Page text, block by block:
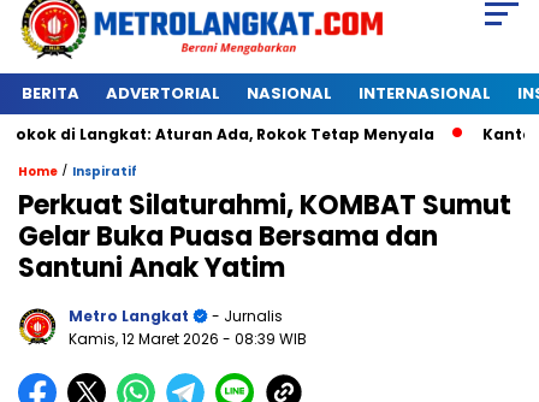
BERITA ADVERTORIAL NASIONAL INTERNASIONAL
Langkat: Aturan Ada, Rokok Tetap Menyala Kantongan
Home / Inspiratif
Perkuat Silaturahmi, KOMBAT Sumut
Gelar Buka Puasa Bersama dan
Santuni Anak Yatim
Metro Langkat
- Jurnalis
Kamis, 12 Maret 2026 - 08:39 WIB